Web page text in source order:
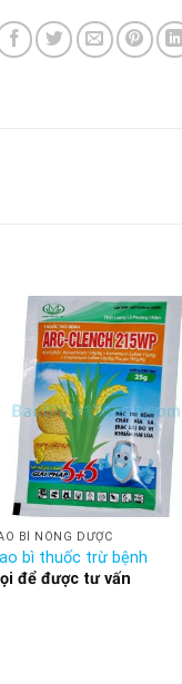
BÌ NÔNG DƯỢC
bì thuốc trừ bệnh
để được tư vấn